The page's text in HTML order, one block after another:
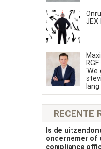
JEX
RECENTE
Is de
ondernemer of
compliance